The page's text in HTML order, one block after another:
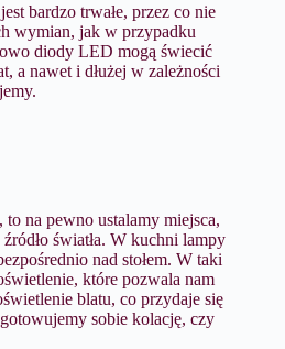
bardzo trwałe, przez co nie
wymian, jak w przypadku
diody LED mogą świecić
a nawet i dłużej w zależności
na pewno ustalamy miejsca,
światła. W kuchni lampy
nad stołem. W taki
które pozwala nam
blatu, co przydaje się
sobie kolację, czy